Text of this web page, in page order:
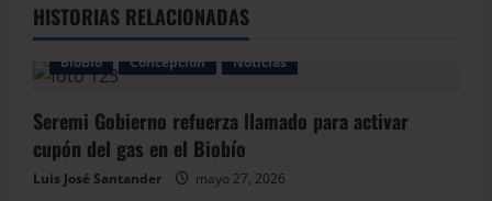
HISTORIAS RELACIONADAS
BioBio Concepción Noticias
Seremi Gobierno refuerza llamado para activar
cupón del gas en el Biobío
Luis José Santander
mayo 27, 2026